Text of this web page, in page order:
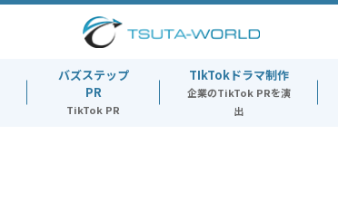
バズステップ
PR
TikTok PR
TIkTokドラマ制作
企業のTikTok PRを演
出